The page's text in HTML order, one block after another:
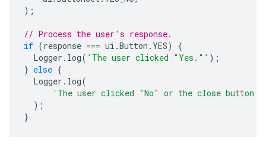
);
// Process the user's response.
if (response === ui .Button . YES)
{
Logger . log( 'The user clicked "Yes."' );
} else {
Logger . log(
'The user clicked "No" or the close
);
}